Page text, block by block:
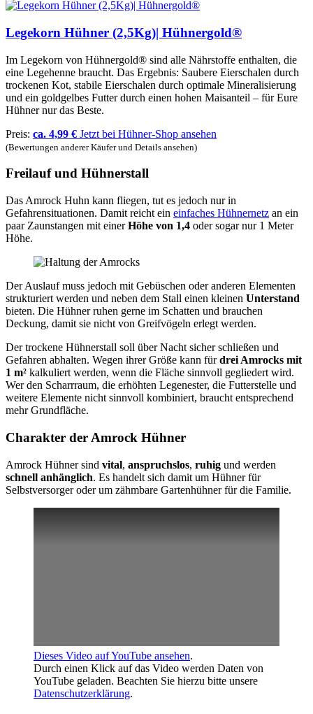
Legekorn Hühner (2,5Kg)| Hühnergold®
Im Legekorn von Hühnergold® sind alle Nährstoffe enthalten, die
eine Legehenne braucht. Das Ergebnis: Saubere Eierschalen durch
trockenen Kot, stabile Eierschalen durch optimale Mineralisierung
und ein goldgelbes Futter durch einen hohen Maisanteil – für Eure
Hühner nur das Beste.
Preis: ca. 4,99 € Jetzt bei Hühner-Shop ansehen
(Bewertungen anderer Käufer und Details ansehen)
Freilauf und Hühnerstall
Das Amrock Huhn kann fliegen, tut es jedoch nur in
Gefahrensituationen. Damit reicht ein einfaches Hühnernetz an ein
paar Zaunstangen mit einerHöhe von 1,4 oder sogar nur 1 Meter
Höhe.
Der Auslauf muss jedoch mit Gebüschen oder anderen Elementen
strukturiert werden und neben dem Stall einen kleinen Unterstand
bieten. Die Hühner ruhen gerne im Schatten und brauchen
Deckung, damit sie nicht von Greifvögeln erlegt werden.
Der trockene Hühnerstall soll über Nacht sicher schließen und
Gefahren abhalten. Wegen ihrer Größe kann fürdrei Amrocks mit
1 m² kalkuliert werden, wenn die Fläche sinnvoll gegliedert wird.
Wer den Scharrraum, die erhöhten Legenester, die Futterstelle und
weitere Elemente nicht sinnvoll kombiniert, braucht entsprechend
mehr Grundfläche.
Charakter der Amrock Hühner
Amrock Hühner sind vital, anspruchslos, ruhig und werden
schnell anhänglich. Es handelt sich damit um Hühner für
Selbstversorger oder um zähmbare Gartenhühner für die Familie.
Dieses Video auf YouTube ansehen.
Durch einen Klick auf das Video werden Daten von
YouTube geladen. Beachten Sie hierzu bitte unsere
Datenschutzerklärung.